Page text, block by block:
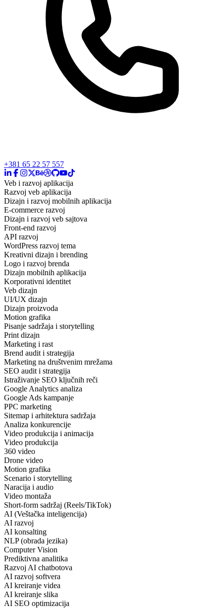
+381 65 22 57 557
Veb i razvoj aplikacija
Razvoj veb aplikacija
Dizajn i razvoj mobilnih aplikacija
E-commerce razvoj
Dizajn i razvoj veb sajtova
Front-end razvoj
API razvoj
WordPress razvoj tema
Kreativni dizajn i brending
Logo i razvoj brenda
Dizajn mobilnih aplikacija
Korporativni identitet
Veb dizajn
UI/UX dizajn
Dizajn proizvoda
Motion grafika
Pisanje sadržaja i storytelling
Print dizajn
Marketing i rast
Brend audit i strategija
Marketing na društvenim mrežama
SEO audit i strategija
Istraživanje SEO ključnih reči
Google Analytics analiza
Google Ads kampanje
PPC marketing
Sitemap i arhitektura sadržaja
Analiza konkurencije
Video produkcija i animacija
Video produkcija
360 video
Drone video
Motion grafika
Scenario i storytelling
Naracija i audio
Video montaža
Short-form sadržaj (Reels/TikTok)
AI (Veštačka inteligencija)
AI razvoj
AI konsalting
NLP (obrada jezika)
Computer Vision
Prediktivna analitika
Razvoj AI chatbotova
AI razvoj softvera
AI kreiranje videa
AI kreiranje slika
AI SEO optimizacija